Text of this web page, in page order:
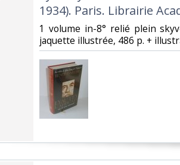
1934). Paris. Librairie
‎1 volume in-8° relié plein
jaquette illustrée, 486 p. +